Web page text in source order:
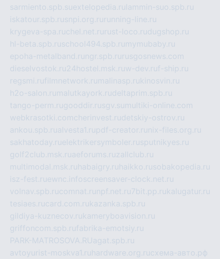
sarmiento.spb.suextelopedia.ru lammin-suo.spb.ru
iskatour.spb.rusnpi.org.ru running-line.ru
krygeva-spa.ruchel.net.ru rust-loco.rudugshop.ru
hl-beta.spb.ruschool494.spb.ru mymubaby.ru
epoha-metalband.ru ngr.spb.ru rusgosnews.com
dieselvostok.ru24hostel.msk.ruw-dev.ruf-ship.ru
regsmi.rufilmnetwork.ru malinasp.rukinosvin.ru
h2o-salon.ru malutkayork.rudeltaprim.spb.ru
tango-perm.rugooddir.rusgv.su multiki-online.com
webkrasotki.comcherinvest.rudetskiy-ostrov.ru
ankou.spb.rualvesta1.rupdf-creator.ru nix-files.org.ru
sakhatoday.ruelektrikersymboler.rusputnikyes.ru
golf2club.msk.ruaeforums.ruzallclub.ru
multimodal.msk.ru habaigry.ru haikko.rusobakopedia.ru
isz-fest.ruewnc.infoscreensaver-clock.net.ru
volnav.spb.rucomnat.ru npf.net.ru 7bit.pp.rukalugatur.ru
tesiaes.rucard.com.rukazanka.spb.ru
gildiya-kuznecov.rukameryboavision.ru
griffoncom.spb.rufabrika-emotsiy.ru
PARK-MATROSOVA.RUagat.spb.ru
avtoyurist-moskva1.ru hardware.org.ruсхема-авто.рф